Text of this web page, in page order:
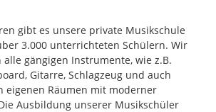
gibt es unsere private Musikschule
3.000 unterrichteten Schülern. Wir
gängigen Instrumente, wie z.B.
Gitarre, Schlagzeug und auch
eigenen Räumen mit moderner
Ausbildung unserer Musikschüler